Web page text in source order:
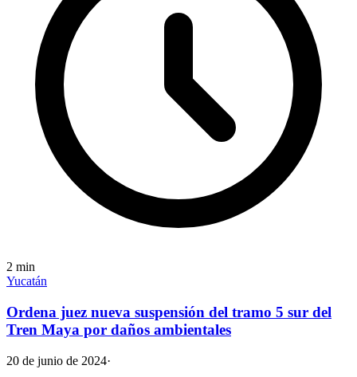
2 min
Yucatán
Ordena juez nueva suspensión del tramo 5 sur del
Tren Maya por daños ambientales
20 de junio de 2024·